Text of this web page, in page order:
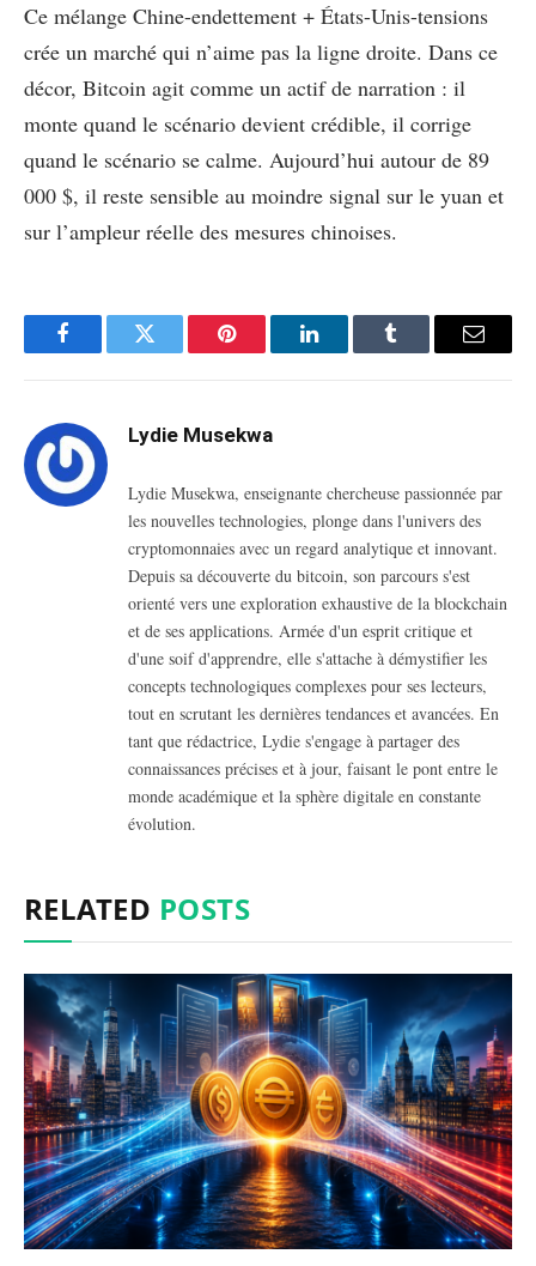
Ce mélange Chine-endettement + États-Unis-tensions
crée un marché qui n’aime pas la ligne droite. Dans ce
décor, Bitcoin agit comme un actif de narration : il
monte quand le scénario devient crédible, il corrige
quand le scénario se calme. Aujourd’hui autour de 89
000 $, il reste sensible au moindre signal sur le yuan et
sur l’ampleur réelle des mesures chinoises.
FacebookTwitter Pinterest LinkedInTumblr Email
Lydie Musekwa
Lydie Musekwa, enseignante chercheuse passionnée par
les nouvelles technologies, plonge dans l'univers des
cryptomonnaies avec un regard analytique et innovant.
Depuis sa découverte du bitcoin, son parcours s'est
orienté vers une exploration exhaustive de la blockchain
et de ses applications. Armée d'un esprit critique et
d'une soif d'apprendre, elle s'attache à démystifier les
concepts technologiques complexes pour ses lecteurs,
tout en scrutant les dernières tendances et avancées. En
tant que rédactrice, Lydie s'engage à partager des
connaissances précises et à jour, faisant le pont entre le
monde académique et la sphère digitale en constante
évolution.
RELATED POSTS